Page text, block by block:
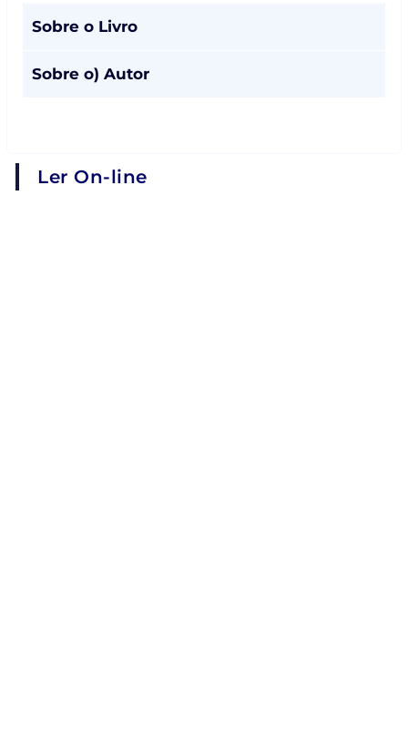
Sobre o Livro
Sobre o) Autor
Ler On-line